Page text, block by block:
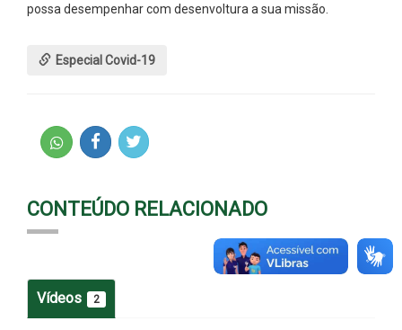
possa desempenhar com desenvoltura a sua missão.
Especial Covid-19
CONTEÚDO RELACIONADO
Vídeos 2